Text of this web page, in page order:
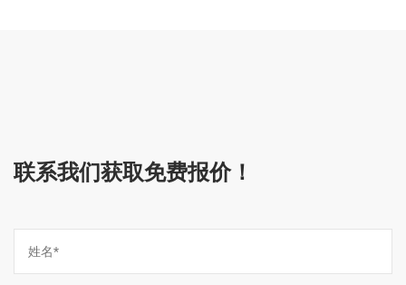
联系我们获取免费报价！